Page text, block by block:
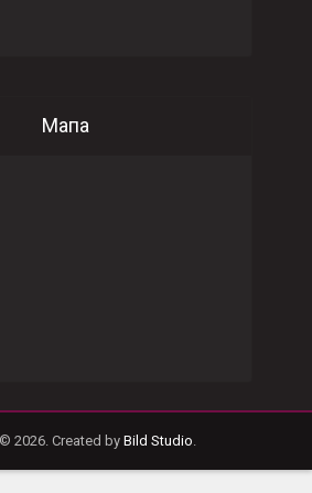
Мапа
2026. Created by Bild Studio.